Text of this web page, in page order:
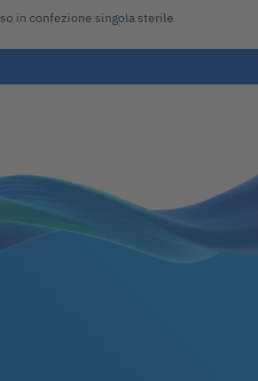
in confezione singola sterile